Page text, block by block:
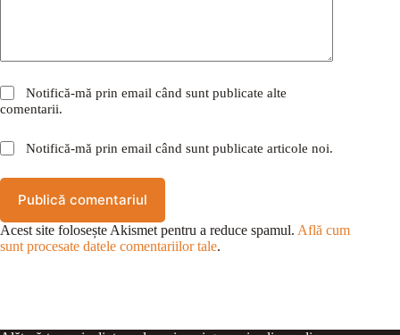
Notifică-mă prin email când sunt publicate alte
comentarii.
Notifică-mă prin email când sunt publicate articole noi.
Publică comentariul
Acest site folosește Akismet pentru a reduce spamul. Află cum
sunt procesate datele comentariilor tale.